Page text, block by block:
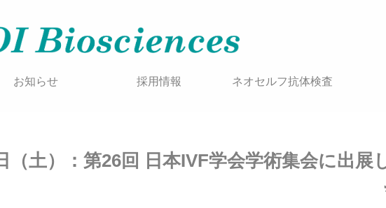
お知らせ 採用情報 ネオセルフ抗体検査
（土）：第26回 日本IVF学会学術集会に出展